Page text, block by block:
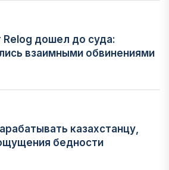
Relog дошел до суда:
взаимными обвинениями
казахстанцу,
бедности